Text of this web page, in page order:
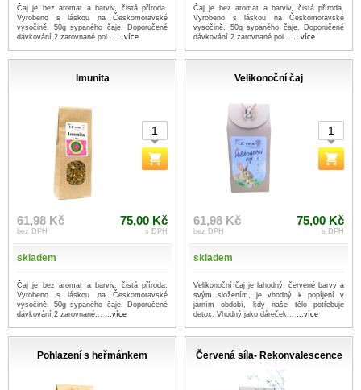
Čaj je bez aromat a barviv, čistá příroda.
Vyrobeno s láskou na Českomoravské
vysočině. 50g sypaného čaje. Doporučené
dávkování 2 zarovnané pol... ...více
Čaj je bez aromat a barviv, čistá příroda.
Vyrobeno s láskou na Českomoravské
vysočině. 50g sypaného čaje. Doporučené
dávkování 2 zarovnané pol... ...více
Imunita
61,98 Kč
bez DPH
75,00 Kč
s DPH
skladem
Čaj je bez aromat a barviv, čistá příroda.
Vyrobeno s láskou na Českomoravské
vysočině. 50g sypaného čaje. Doporučené
dávkování 2 zarovnané... ...více
Velikonoční čaj
61,98 Kč
bez DPH
75,00 Kč
s DPH
skladem
Velikonoční čaj je lahodný, červené barvy a
svým složením, je vhodný k popíjení v
jarním období, kdy naše tělo potřebuje
detox. Vhodný jako dáreček... ...více
Pohlazení s heřmánkem Červená síla- Rekonvalescence